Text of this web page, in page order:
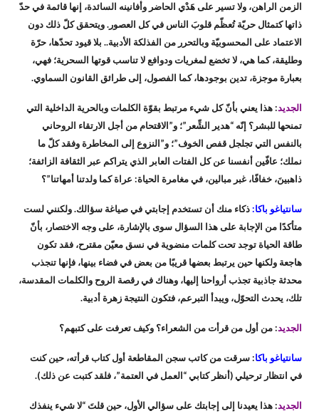
الزمن الراهن، ولا تسير على هَدْي الحاضر وأفانينه السائدة، إنها قائمة في حدّ
ذاتها كتمثال حريّة تُعظّم قلوبَ الناس في كل العصور. ويتحقق كلّ ذلك دون
الاعتماد على المحسوبيّة وبالتحرر من الفذلكة الأدبية.. بلا قيود تحدّها، حرّة
وطليقة، كما هي، لا تخضع لمغريات ودوافع لا تناسب قوتها السحرية؛ فهي،
بعبارة موجزة، تدين بوجودها، كما الفصول، إلى طرائق القانون السماوي.
الجديد: هذا يعني بأنّ كل شيء مرتبط بقوّة الكلمات وبالحرية الداخلية التي
تمنحها للبشر؟ إنّه “هدير الشِّعر”؛ و”الاقتحام من أجل الارتقاء الروحاني
بالنفس التي تجلجل قفص الخوف”؛ و”النزوع إلى المخاطرة وفقد كلّ ما
نملك؛ عافّين أنفسنا عن كل الفتات العابر الذي يتراكم عبر الثقافة الزائفة؛
ذاهبينَ، خفافًا، غبر مبالين، في مغامرة الحياة: عراة كما ولدتنا أمهاتنا”؟
سانتياغو باكا:ذكاء منك أن تستخدم إجابتي في صياغة سؤالك. ولكنني لست
متأكدًا من الإجابة على هذا السؤال سوى بالإشارة، على وجه الاختصار، بأنّ
طاقة الحياة توجد تحت كلمات منضوية في نسق معيّن مقترح، فقد تكون
هاجعة ولكنها حين يرتبط بعضها قريبًا من بعض في فضاء بينها، فإنها تنجذب
محدثة جاذبية تجذب أرواحنا إليها، وهناك في رقصة الروح والكلمات المقدسة،
تلك، يحدث التحوّل، ويبدأ التبرعم، فتكون النتيجة زهرة أدبية.
الجديد: من أول من قرأت من الشعراء؟ وكيف تعرفت على كتبهم؟
سانتياغو باكا: سرقت من كاتب سجن المقاطعة أول كتاب قرأته، حين كنت
في انتظار ترحيلي (أنظر كتابي “العمل في العتمة”، فلقد كتبت عن ذلك).
الجديد: هذا يعيدنا إلى إجابتك على سؤالي الأول، حين قلتَ “لا شيء ينفذك